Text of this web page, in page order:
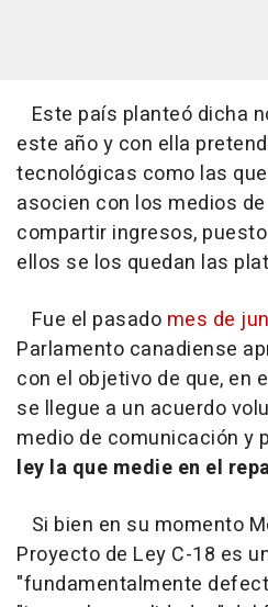
Este país planteó dicha
este año y con ella
tecnológicas como las
asocien con los medios
compartir ingresos,
ellos se los quedan las
Fue el pasado mes de
Parlamento canadiense
con el objetivo de que, en
se llegue a un acuerdo
medio de comunicación y
ley la que medie en el
Si bien en su momento
Proyecto de Ley C-18 es
"fundamentalmente